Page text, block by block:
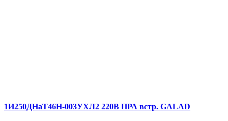
1И250ДНаТ46Н-003УХЛ2 220В ПРА встр. GALAD